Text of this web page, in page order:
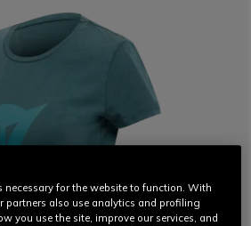
necessary for the website to function. With
partners also use analytics and profiling
you use the site, improve our services, and